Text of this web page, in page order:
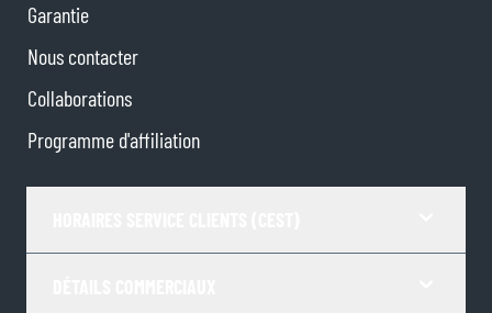
Garantie
Nous contacter
Collaborations
Programme d'affiliation